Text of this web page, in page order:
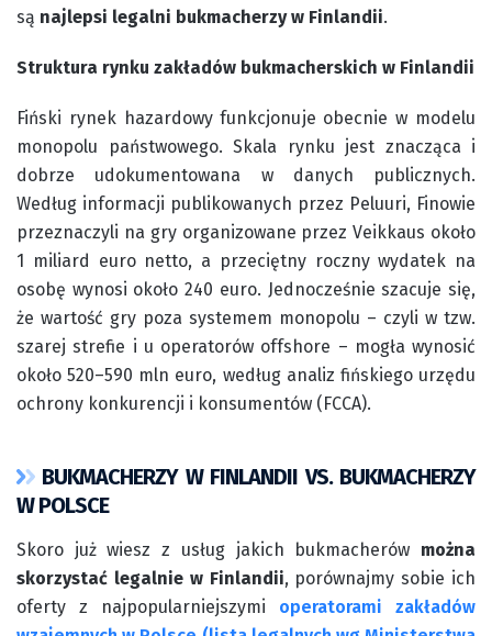
są najlepsi legalni bukmacherzy w Finlandii.
Struktura rynku zakładów bukmacherskich w Finlandii
Fiński rynek hazardowy funkcjonuje obecnie w modelu
monopolu państwowego. Skala rynku jest znacząca i
dobrze udokumentowana w danych publicznych.
Według informacji publikowanych przez Peluuri, Finowie
przeznaczyli na gry organizowane przez Veikkaus około
1 miliard euro netto, a przeciętny roczny wydatek na
osobę wynosi około 240 euro. Jednocześnie szacuje się,
że wartość gry poza systemem monopolu – czyli w tzw.
szarej strefie i u operatorów offshore – mogła wynosić
około 520–590 mln euro, według analiz fińskiego urzędu
ochrony konkurencji i konsumentów (FCCA).
BUKMACHERZY W FINLANDII VS. BUKMACHERZY
W POLSCE
Skoro już wiesz z usług jakich bukmacherów można
skorzystać legalnie w Finlandii, porównajmy sobie ich
oferty z najpopularniejszymi operatorami zakładów